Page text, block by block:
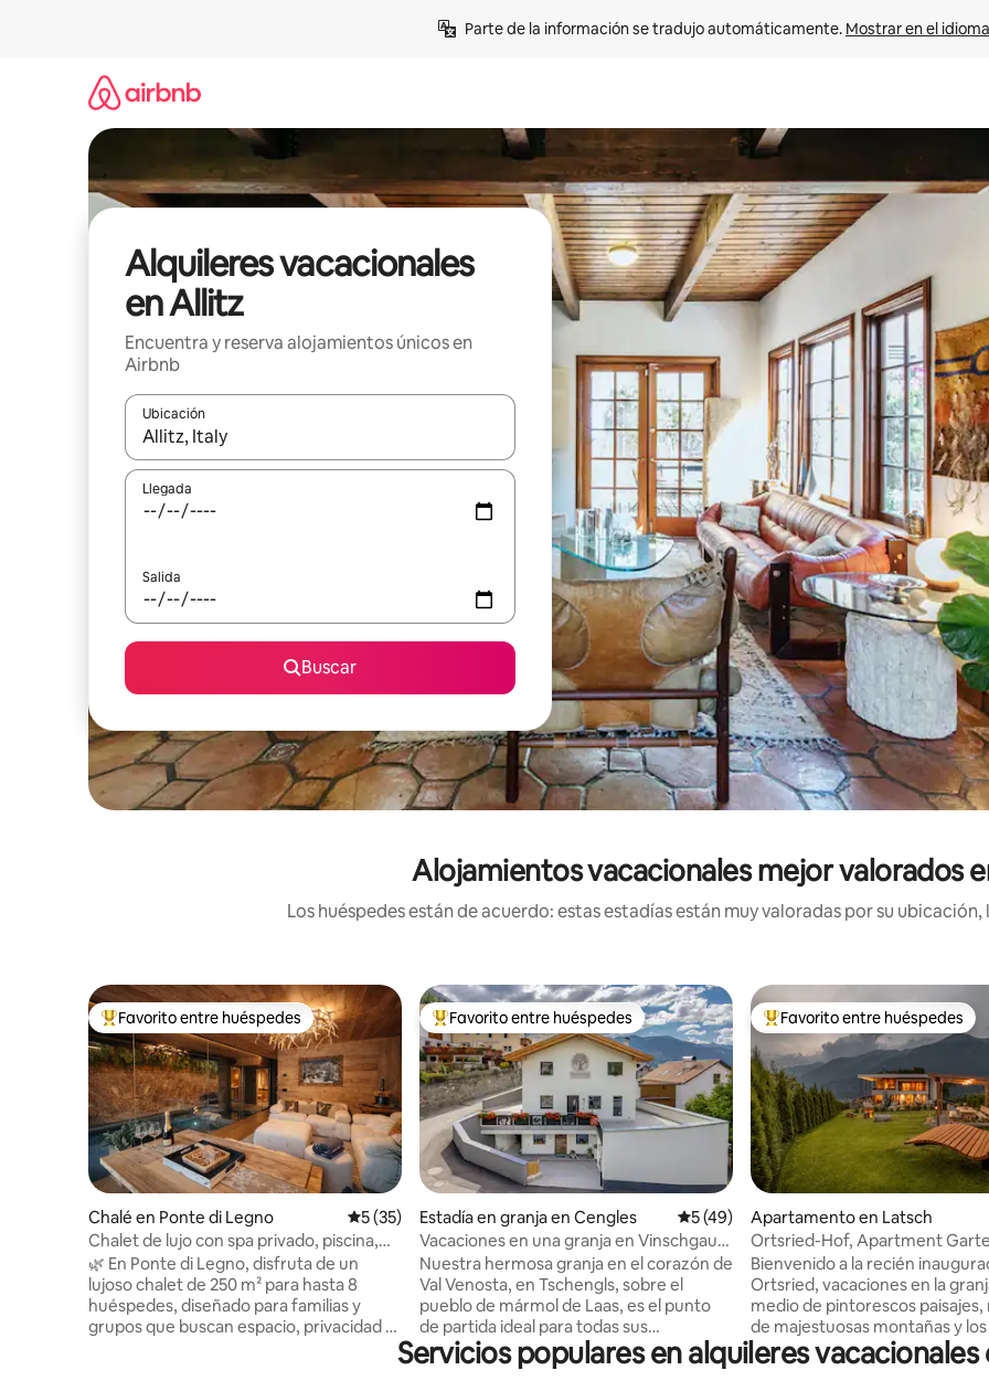
Parte de la información se tradujo automáticamente. Mostrar en el
Alquileres vacacionales
en Allitz
Encuentra y reserva alojamientos únicos en
Airbnb
Ubicación
Cuando los resultados estén disponibles, navega con las teclas de flecha hacia arriba y hacia abajo o explora con el
Llegada
Salida
Buscar
Alojamientos vacacionales mejor valorados
Los huéspedes están de acuerdo: estas estadías están muy valoradas por su
Favorito entre huéspedes preferido
Favorito entre huéspedes
Chalé en Ponte di Legno Calificación promedio: 5 de 5, 35 reseñas
5 (35)
Chalet de lujo con spa privado, piscina,
sauna y jardín
🌿 En Ponte di Legno, disfruta de un
lujoso chalet de 250 m² para hasta 8
huéspedes, diseñado para familias y
grupos que buscan espacio, privacidad y
Favorito entre huéspedes preferido
Favorito entre huéspedes
Estadía en granja en Cengles Calificación promedio: 5 de 5, 49 reseñas
5 (49)
Vacaciones en una granja en Vinschgau
Laas, Tirol del Sur
Nuestra hermosa granja en el corazón de
Val Venosta, en Tschengls, sobre el
pueblo de mármol de Laas, es el punto
de partida ideal para todas sus
actividades, por ejemplo, para ir a Sulden,
al paso de Stelvio, la ruta ciclista de Val
Favorito entre huéspedes
Favorito entre huéspedes
Apartamento en Latsch
Ortsried-Hof, Apartment
Bienvenido a la recién
Ortsried, vacaciones en la
medio de pintorescos
de majestuosas montañas y
huertos frutales del Val
invitamos a disfrutar
Servicios populares en alquileres